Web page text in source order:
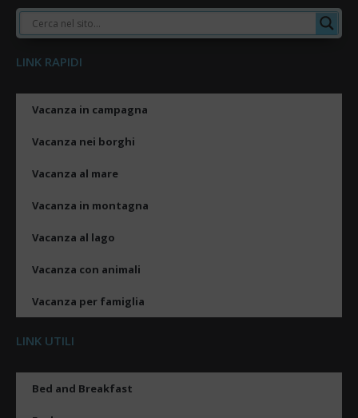
LINK RAPIDI
Vacanza in campagna
Vacanza nei borghi
Vacanza al mare
Vacanza in montagna
Vacanza al lago
Vacanza con animali
Vacanza per famiglia
LINK UTILI
Bed and Breakfast